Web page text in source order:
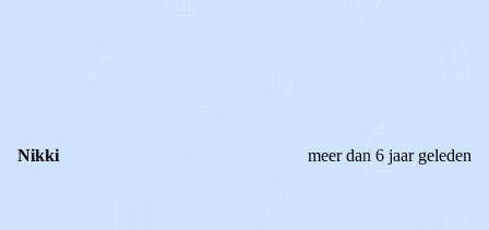
Nikki meer dan 6 jaar geleden